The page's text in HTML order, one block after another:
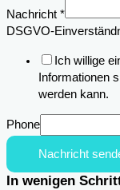
Nachricht *
DSGVO-
Ich willige
Informationen
werden kann.
Phone
Nachricht
In wenigen